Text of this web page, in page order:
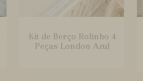
Kit de Berço Rolinho 4
Peças London Azul